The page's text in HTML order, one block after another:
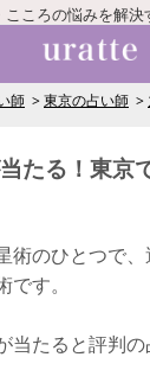
こころの悩みを解決
師 東京の占い師
たる！東京
術のひとつで
す。
当たると評判